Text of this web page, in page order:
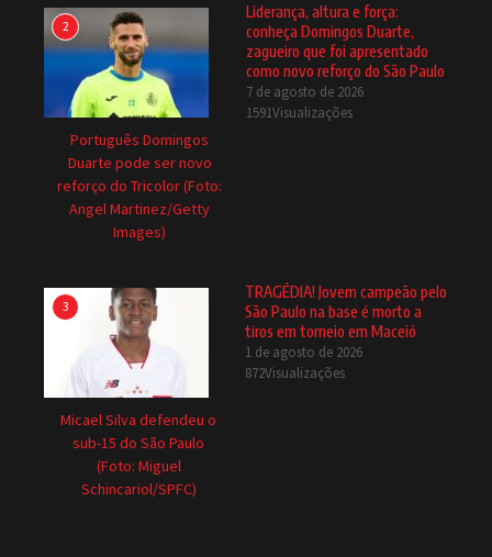
2
Português Domingos
Duarte pode ser novo
reforço do Tricolor (Foto:
Angel Martinez/Getty
Images)
Liderança, altura e força:
conheça Domingos Duarte,
zagueiro que foi apresentado
como novo reforço do São Paulo
7 de agosto de 2026
1591Visualizações
3
Micael Silva defendeu o
sub-15 do São Paulo
(Foto: Miguel
Schincariol/SPFC)
TRAGÉDIA! Jovem campeão pelo
São Paulo na base é morto a
tiros em torneio em Maceió
1 de agosto de 2026
872Visualizações